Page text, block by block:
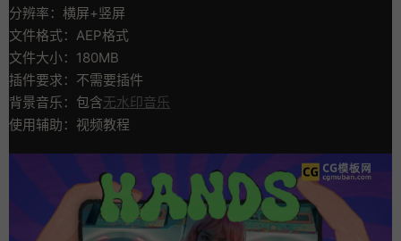
分辨率：横屏+竖屏
文件格式：AEP格式
文件大小：180MB
插件要求：不需要插件
背景音乐：包含无水印音乐
使用辅助：视频教程